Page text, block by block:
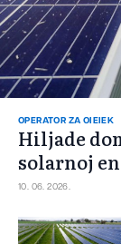
OPERATOR ZA OIEIEK
Hiljade
solarnoj
10. 06. 2026.